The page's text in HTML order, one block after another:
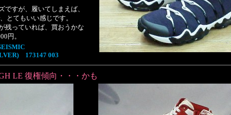
すが、履いてしまえば、
とてもいい感じです。
残っていれば、買おうかな
円。
173147 003
LE 復権傾向・・・かも